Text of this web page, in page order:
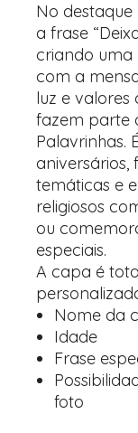
No
a frase
criando uma
com a
luz e valores
fazem parte
Palavrinhas.
aniversários,
temáticas e
religiosos
ou
especiais.
A capa é
Nome da
Idade
Frase
foto